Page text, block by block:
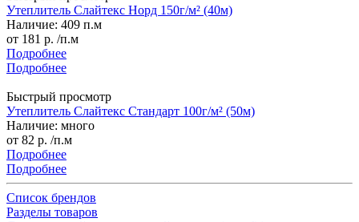
Утеплитель Слайтекс Норд 150г/м² (40м)
Наличие: 409 п.м
от 181 р. /п.м
Подробнее
Подробнее
Быстрый просмотр
Утеплитель Слайтекс Стандарт 100г/м² (50м)
Наличие: много
от 82 р. /п.м
Подробнее
Подробнее
Список брендов
Разделы товаров